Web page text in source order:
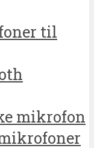
til
mikrofon